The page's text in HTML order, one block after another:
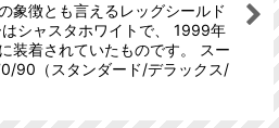
象徴とも言えるレッグシールド
シャスタホワイトで、 1999年
装着されていたものです。 スー
90（スタンダード/デラックス/